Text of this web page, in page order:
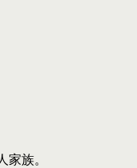
家族。